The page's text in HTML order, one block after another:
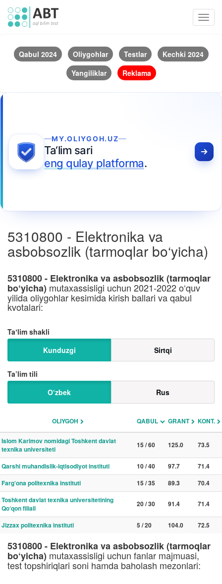
Qabul 2024 Oliygohlar Testlar
Kechki 2024
Yangiliklar
Reklama
MY.OLIYGOH.UZ
Ta‘lim sari
eng qulay platforma.
5310800 - Elektronika va
asbobsozlik (tarmoqlar bo‘yicha)
5310800 - Elektronika va asbobsozlik (tarmoqlar
bo‘yicha) mutaxassisligi uchun 2021-2022 o‘quv
yilida oliygohlar kesimida kirish ballari va qabul
kvotalari:
Taʼlim shakli
Kunduzgi
Sirtqi
Ta’lim tili
O‘zbek
Rus
OLIYGOH QABUL GRANT KONT.
Islom Karimov nomidagi Toshkent davlat
texnika universiteti
15 / 60 125.0 73.5
Qarshi muhandislik-iqtisodiyot instituti 10 / 40 97.7
71.4
Farg‘ona politexnika instituti
15 / 35 89.3
70.4
Toshkent davlat texnika universitetining
Qo‘qon filiali
20 / 30 91.4 71.4
Jizzax politexnika instituti 5 / 20 104.0 72.5
5310800 - Elektronika va asbobsozlik (tarmoqlar
bo‘yicha) mutaxassisligi uchun fanlar majmuasi,
test topshiriqlari soni hamda baholash mezonlari: